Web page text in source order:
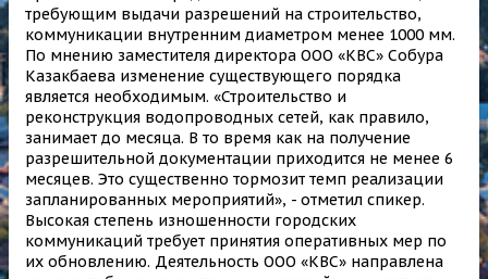
требующим выдачи разрешений на строительство,
коммуникации внутренним диаметром менее 1000 мм.
По мнению заместителя директора ООО «КВС» Собура
Казакбаева изменение существующего порядка
является необходимым. «Строительство и
реконструкция водопроводных сетей, как правило,
занимает до месяца. В то время как на получение
разрешительной документации приходится не менее 6
месяцев. Это существенно тормозит темп реализации
запланированных мероприятий», - отметил спикер.
Высокая степень изношенности городских
коммуникаций требует принятия оперативных мер по
их обновлению. Деятельность ООО «КВС» направлена